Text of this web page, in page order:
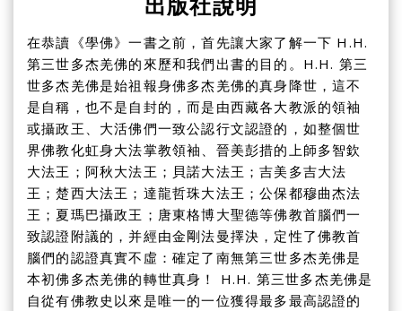
在恭讀《學佛》一書之前，首先讓大家了解一下 H.H.
第三世多杰羌佛的來歷和我們出書的目的。H.H. 第三
世多杰羌佛是始祖報身佛多杰羌佛的真身降世，這不
是自稱，也不是自封的，而是由西藏各大教派的領袖
或攝政王、大活佛們一致公認行文認證的，如整個世
界佛教化虹身大法掌教領袖、晉美彭措的上師多智欽
大法王；阿秋大法王；貝諾大法王；吉美多吉大法
王；楚西大法王；達龍哲珠大法王；公保都穆曲杰法
王；夏瑪巴攝政王；唐東格博大聖德等佛教首腦們一
致認證附議的，并經由金剛法曼擇決，定性了佛教首
腦們的認證真實不虛：確定了南無第三世多杰羌佛是
本初佛多杰羌佛的轉世真身！ H.H. 第三世多杰羌佛是
自從有佛教史以來是唯一的一位獲得最多最高認證的